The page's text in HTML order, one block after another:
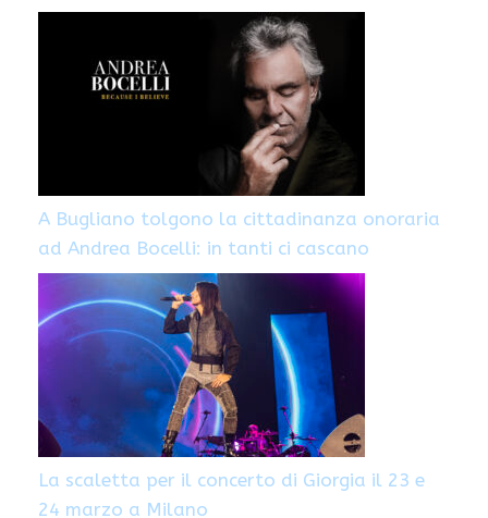
A Bugliano tolgono la cittadinanza onoraria
ad Andrea Bocelli: in tanti ci cascano
La scaletta per il concerto di Giorgia il 23 e
24 marzo a Milano